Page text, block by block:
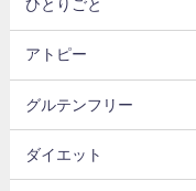
ひとりごと
アトピー
グルテンフリー
ダイエット